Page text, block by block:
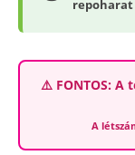
repoharat
⚠️ FONTOS: A
A